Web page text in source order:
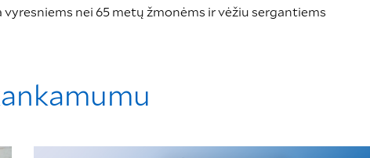
nei 65 metų žmonėms ir vėžiu sergantiems